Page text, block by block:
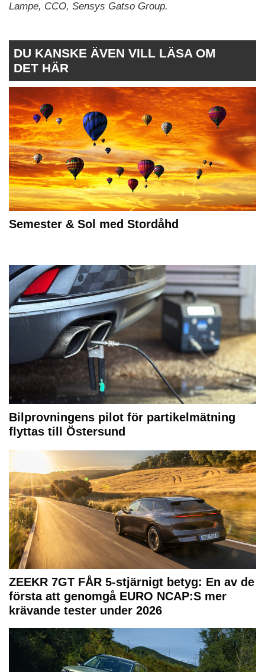
Lampe, CCO, Sensys Gatso Group.
DU KANSKE ÄVEN VILL LÄSA OM
DET HÄR
Semester & Sol med Stordåhd
Bilprovningens pilot för partikelmätning
flyttas till Östersund
ZEEKR 7GT FÅR 5-stjärnigt betyg: En av de
första att genomgå EURO NCAP:S mer
krävande tester under 2026